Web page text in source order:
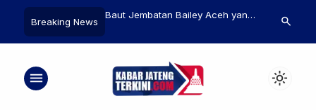
Breaking News
Bailey Aceh yang
Diduga Sabotase
lagi
Meta Bangun Data Center AI
5 GW, Saingi OpenAI dan Google
Nilai
Utama AS
search
menu light_mode